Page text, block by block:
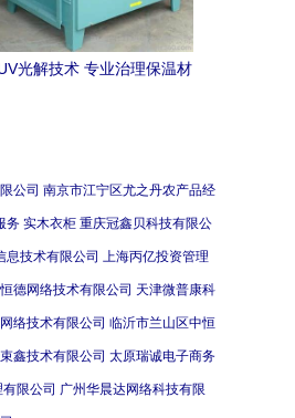
光解技术 专业治理保温材
公司 南京市江宁区尤之丹农产品经
务 实木衣柜 重庆冠鑫贝科技有限公
息技术有限公司 上海丙亿投资管理
德网络技术有限公司 天津微普康科
络技术有限公司 临沂市兰山区中恒
鑫技术有限公司 太原瑞诚电子商务
限公司 广州华晨达网络科技有限